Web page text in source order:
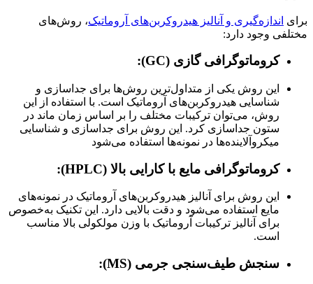
برای اندازه‌گیری و آنالیز هیدروکربن‌های آروماتیک، روش‌های
مختلفی وجود دارد:
کروماتوگرافی گازی (GC)
:
این روش یکی از متداول‌ترین روش‌ها برای جداسازی و
شناسایی هیدروکربن‌های آروماتیک است. با استفاده از این
روش، می‌توان ترکیبات مختلف را بر اساس زمان ماند در
ستون جداسازی کرد. این روش برای جداسازی و شناسایی
میکروآلاینده‌ها در نمونه‌ها استفاده می‌شود
کروماتوگرافی مایع با کارایی بالا (HPLC)
:
این روش برای آنالیز هیدروکربن‌های آروماتیک در نمونه‌های
مایع استفاده می‌شود و دقت بالایی دارد. این تکنیک به‌خصوص
برای آنالیز ترکیبات آروماتیک با وزن مولکولی بالا مناسب
است.
سنجش طیف‌سنجی جرمی (MS):